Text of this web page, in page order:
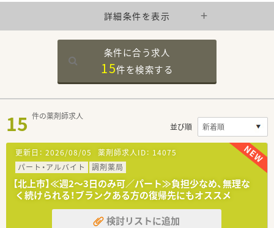
詳細条件を表示
条件に合う求人
15件を検索する
15 件の薬剤師求人
並び順
更新日： 2026/08/05 薬剤師求人ID： 14075
パート・アルバイト
調剤薬局
【北上市】≪週2～3日のみ可／パート≫負担少なめ、無理な
く続けられる！ブランクある方の復帰先にもオススメ
検討リストに追加